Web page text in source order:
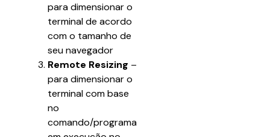
para dimensionar o
terminal de acordo
com o tamanho de
seu navegador
Remote Resizing –
para dimensionar o
terminal com base
no
comando/programa